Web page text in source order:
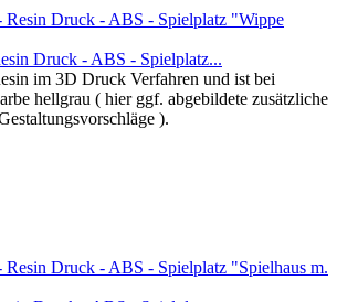
Druck - ABS - Spielplatz...
im 3D Druck Verfahren und ist bei
hellgrau ( hier ggf. abgebildete zusätzliche
).